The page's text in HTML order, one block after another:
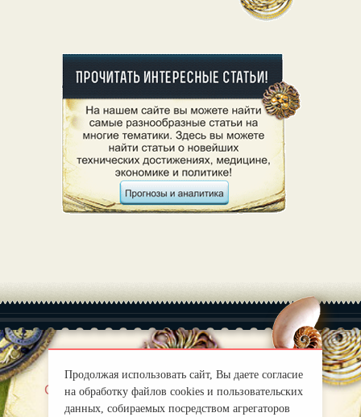
О нас |
Правила
mirprognoz@mail.ru
Продолжая использовать сайт, Вы даете согласие
на обработку файлов cookies и пользовательских
данных, собираемых посредством агрегаторов